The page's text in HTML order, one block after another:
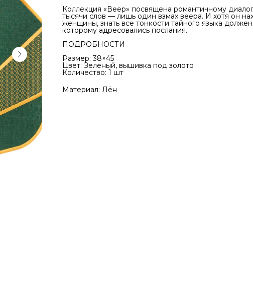
Коллекция «Веер» посвящена романтичному
тысячи слов — лишь один взмах веера. И хотя он
женщины, знать все тонкости тайного языка
которому адресовались послания.
ПОДРОБНОСТИ
Размер: 38×45
Цвет: Зеленый, вышивка под золото
Количество: 1 шт
Материал: Лён